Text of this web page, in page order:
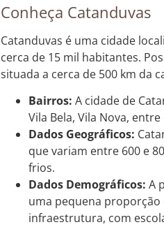
Conheça Catanduvas
Catanduvas é uma cidade
cerca de 15 mil habitantes.
situada a cerca de 500 km da
Bairros: A cidade de
Vila Bela, Vila Nova,
Dados Geográficos:
que variam entre 600 e
frios.
Dados Demográficos: A
uma pequena proporção
infraestrutura, com